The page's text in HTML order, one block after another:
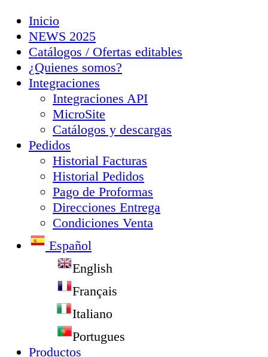
Inicio
NEWS 2025
Catálogos / Ofertas editables
¿Quienes somos?
Integraciones
Integraciones API
MicroSite
Catálogos y descargas
Pedidos
Historial Facturas
Historial Pedidos
Pago de Proformas
Direcciones Entrega
Condiciones Venta
Español
English
Français
Italiano
Portugues
Productos